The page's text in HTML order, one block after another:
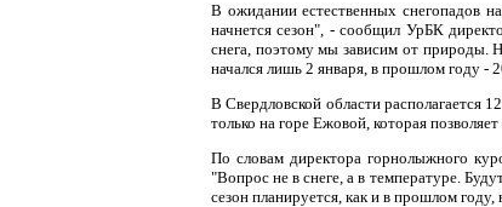
В ожидании естественных снегопадов
начнется сезон", - сообщил УрБК
снега, поэтому мы зависим от природы.
начался лишь 2 января, в прошлом году -
В Свердловской области располагается
только на горе Ежовой, которая
По словам директора горнолыжного
"Вопрос не в снеге, а в температуре.
сезон планируется, как и в прошлом году,